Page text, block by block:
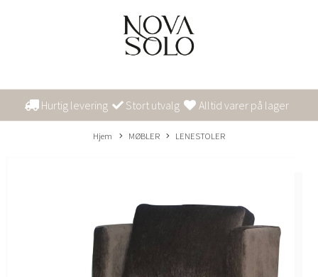
Hurtig levering Stort utvalg Alltid varer på lager
Hjem MØBLER LENESTOLER